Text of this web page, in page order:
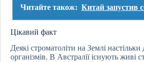
Читайте також: Китай запустив
Цікавий факт
Деякі строматоліти на Землі
організмів. В Австралії існують живі